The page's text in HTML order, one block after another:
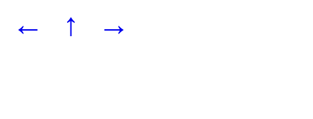
← ↑ →